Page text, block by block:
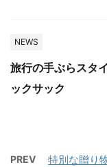
NEWS
旅行の手ぶらスタ
ックサック
PREV
特別な贈り